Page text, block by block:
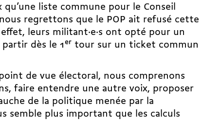
liste commune pour le Conseil
regrettons que le POP ait refusé cette
leurs militant·e·s ont opté pour un
dès le 1er tour sur un ticket commun
point de vue électoral, nous comprenons
faire entendre une autre voix, proposer
de la politique menée par la
semble plus important que les calculs